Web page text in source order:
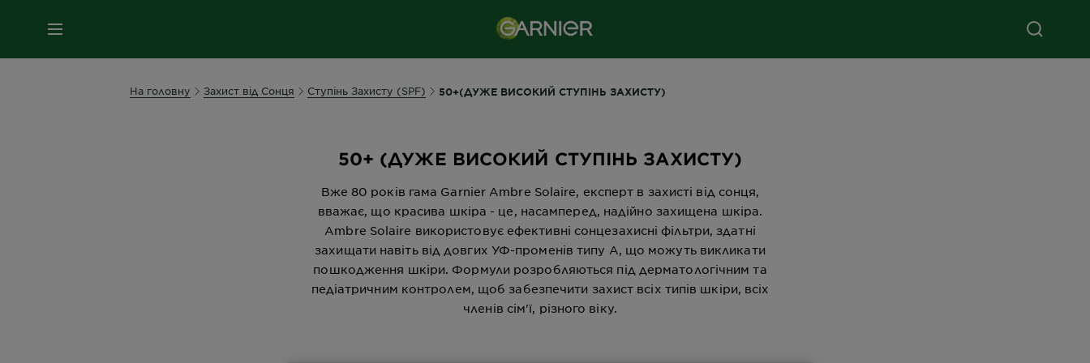
МЕНЮ
На головну Захист від Сонця Ступінь Захисту (SPF) 50+(ДУЖЕ ВИСОКИЙ СТУПІНЬ ЗАХИСТУ)
50+ (ДУЖЕ ВИСОКИЙ СТУПІНЬ ЗАХИСТУ)
Вже 80 років гама Garnier Ambre Solaire, експерт в захисті від сонця,
вважає, що красива шкіра - це, насамперед, надійно захищена шкіра.
Ambre Solaire використовує ефективні сонцезахисні фільтри, здатні
захищати навіть від довгих УФ-променів типу А, що можуть викликати
пошкодження шкіри. Формули розробляються під дерматологічним та
педіатричним контролем, щоб забезпечити захист всіх типів шкіри, всіх
членів сім'ї, різного віку.